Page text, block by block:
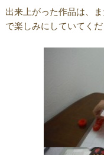
出来上がった作品は、
で楽しみにしていてくだ